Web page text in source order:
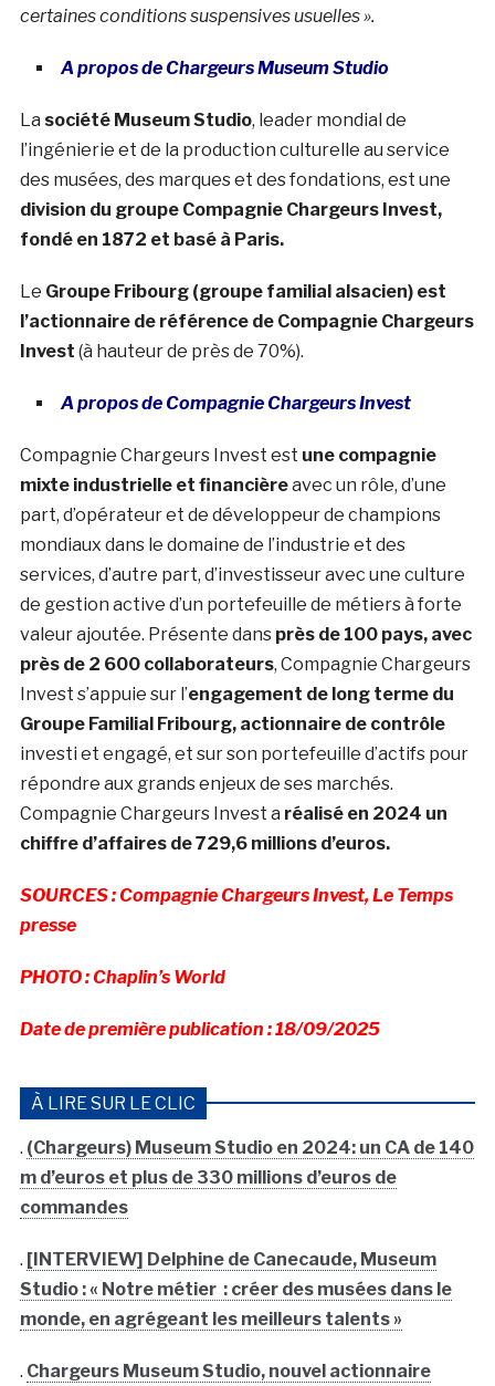
certaines conditions suspensives usuelles ».
A propos de Chargeurs Museum Studio
La société Museum Studio, leader mondial de
l’ingénierie et de la production culturelle au service
des musées, des marques et des fondations, est une
division du groupe Compagnie Chargeurs Invest,
fondé en 1872 et basé à Paris.
Le Groupe Fribourg (groupe familial alsacien) est
l’actionnaire de référence de Compagnie Chargeurs
Invest (à hauteur de près de 70%).
A propos de Compagnie Chargeurs Invest
Compagnie Chargeurs Invest est une compagnie
mixte industrielle et financièreavec un rôle, d’une
part, d’opérateur et de développeur de champions
mondiaux dans le domaine de l’industrie et des
services, d’autre part, d’investisseur avec une culture
de gestion active d’un portefeuille de métiers à forte
valeur ajoutée. Présente dans près de 100 pays, avec
près de 2 600 collaborateurs, Compagnie Chargeurs
Invest s’appuie sur l’engagement de long terme du
Groupe Familial Fribourg, actionnaire de contrôle
investi et engagé, et sur son portefeuille d’actifs pour
répondre aux grands enjeux de ses marchés.
Compagnie Chargeurs Invest a réalisé en 2024 un
chiffre d’affaires de 729,6 millions d’euros.
SOURCES : Compagnie Chargeurs Invest, Le Temps
presse
PHOTO : Chaplin’s World
Date de première publication : 18/09/2025
À LIRE SUR LE CLIC
. (Chargeurs) Museum Studio en 2024: un CA de 140
m d’euros et plus de 330 millions d’euros de
commandes
. [INTERVIEW] Delphine de Canecaude, Museum
Studio : « Notre métier : créer des musées dans le
monde, en agrégeant les meilleurs talents »
. Chargeurs Museum Studio, nouvel actionnaire